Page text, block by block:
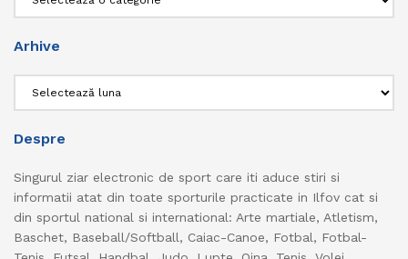
Arhive
Despre
Singurul ziar electronic de sport care iti aduce stiri si
informatii atat din toate sporturile practicate in Ilfov cat si
din sportul national si international: Arte martiale, Atletism,
Baschet, Baseball/Softball, Caiac-Canoe, Fotbal, Fotbal-